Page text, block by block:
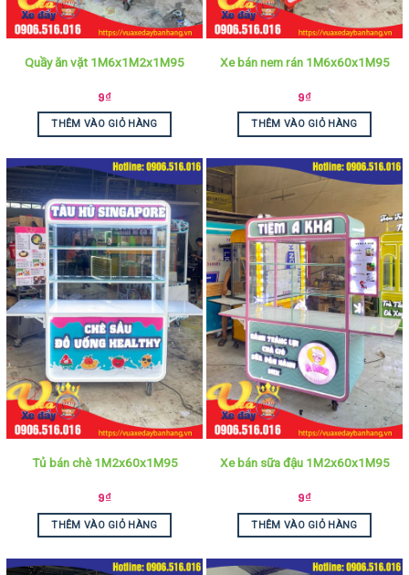
Quầy ăn vặt 1M6x1M2x1M95
9₫
THÊM VÀO GIỎ HÀNG
Xe bán nem rán 1M6x60x1M95
9₫
THÊM VÀO GIỎ HÀNG
Tủ bán chè 1M2x60x1M95
9₫
THÊM VÀO GIỎ HÀNG
Xe bán sữa đậu 1M2x60x1M95
9₫
THÊM VÀO GIỎ HÀNG